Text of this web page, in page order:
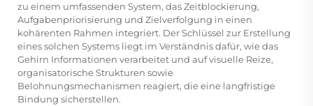
zu einem umfassenden System, das Zeitblockierung,
Aufgabenpriorisierung und Zielverfolgung in einen
kohärenten Rahmen integriert. Der Schlüssel zur Erstellung
eines solchen Systems liegt im Verständnis dafür, wie das
Gehirn Informationen verarbeitet und auf visuelle Reize,
organisatorische Strukturen sowie
Belohnungsmechanismen reagiert, die eine langfristige
Bindung sicherstellen.